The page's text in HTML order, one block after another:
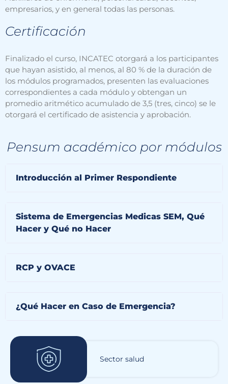
empresarios, y en general todas las personas.
Certificación
Finalizado el curso, INCATEC otorgará a los participantes
que hayan asistido, al menos, al 80 % de la duración de
los módulos programados, presenten las evaluaciones
correspondientes a cada módulo y obtengan un
promedio aritmético acumulado de 3,5 (tres, cinco) se le
otorgará el certificado de asistencia y aprobación.
Pensum académico por módulos
Introducción al Primer Respondiente
Sistema de Emergencias Medicas SEM, Qué
Hacer y Qué no Hacer
RCP y OVACE
¿Qué Hacer en Caso de Emergencia?
Sector salud